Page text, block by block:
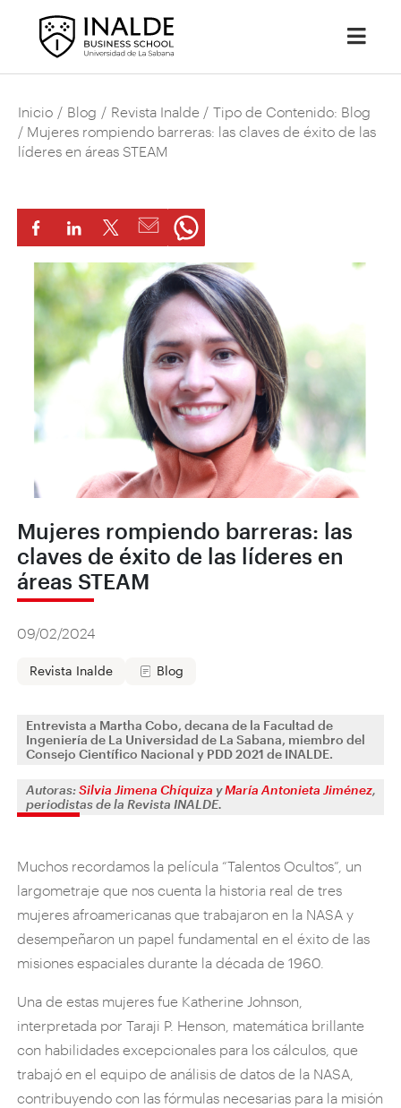
Inicio / Blog / Revista Inalde / Tipo de Contenido: Blog
/ Mujeres rompiendo barreras: las claves de éxito de las
líderes en áreas STEAM
Mujeres rompiendo barreras: las
claves de éxito de las líderes en
áreas STEAM
09/02/2024
Revista Inalde Blog
Entrevista a Martha Cobo, decana de la Facultad de
Ingeniería de La Universidad de La Sabana, miembro del
Consejo Científico Nacional y PDD 2021 de INALDE.
Autoras:Silvia Jimena Chíquiza yMaría Antonieta Jiménez,
periodistas de la Revista INALDE.
Muchos recordamos la película “Talentos Ocultos”, un
largometraje que nos cuenta la historia real de tres
mujeres afroamericanas que trabajaron en la NASA y
desempeñaron un papel fundamental en el éxito de las
misiones espaciales durante la década de 1960.
Una de estas mujeres fue Katherine Johnson,
interpretada por Taraji P. Henson, matemática brillante
con habilidades excepcionales para los cálculos, que
trabajó en el equipo de análisis de datos de la NASA,
contribuyendo con las fórmulas necesarias para la misión